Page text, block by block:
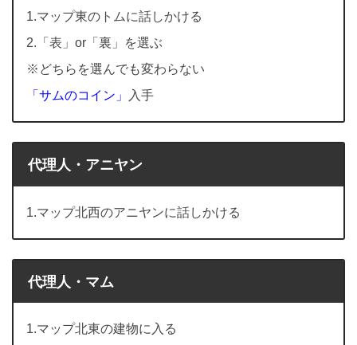
1.マップ東のトムに話しかける
2.「表」or「裏」を選ぶ
※どちらを選んでも変わらない
「サムのコイン」
入手
代理人・アニヤン
1.マップ北西のアニヤンに話しかける
代理人・マム
1.マップ北東の建物に入る